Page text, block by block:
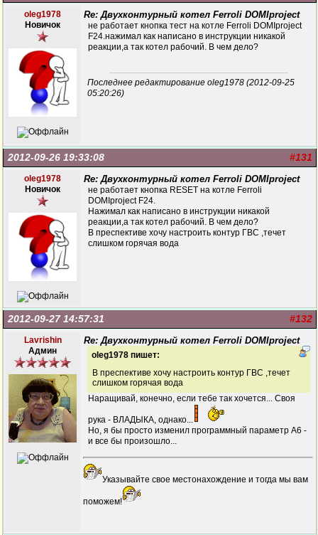
oleg1978
Новичок
Re: Двухконтурный котел Ferroli DOMIproject
не работает кнопка тест на котле Ferroli DOMIproject
F24.нажимал как написано в инструкции никакой
реакции,а так котел рабочий. В чем дело?
Последнее редактирование oleg1978 (2012-09-25
05:20:26)
#131
2012-09-26 19:33:08
oleg1978
Новичок
Re: Двухконтурный котел Ferroli DOMIproject
не работает кнопка RESET на котле Ferroli
DOMIproject F24.
Нажимал как написано в инструкции никакой
реакции,а так котел рабочий. В чем дело?
В преспективе хочу настроить контур ГВС ,течет
слишком горячая вода
#132
2012-09-27 14:57:31
Lavrishin
Админ
Re: Двухконтурный котел Ferroli DOMIproject
oleg1978 пишет:
В преспективе хочу настроить контур ГВС ,течет
слишком горячая вода
Наращивай, конечно, если тебе так хочется... Своя
рука - ВЛАДЫКА, однако...
Но, я бы просто изменил программный параметр А6 -
и все бы произошло...
Указывайте свое местонахождение и тогда мы вам
поможем!